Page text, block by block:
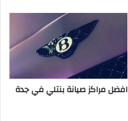
افضل مراكز صيانة بنتلي في جدة